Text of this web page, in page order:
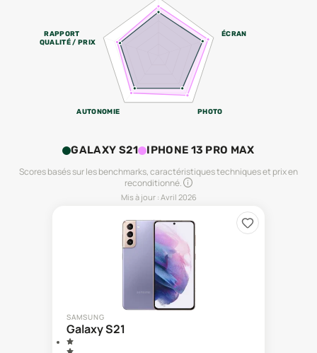
ÉCRAN
PHOTO
AUTONOMIE
RAPPORT
QUALITÉ / PRIX
GALAXY S21 IPHONE 13 PRO MAX
Scores basés sur les benchmarks, caractéristiques techniques et prix en
reconditionné.
Mis à jour : Avril 2026
SAMSUNG
Galaxy S21